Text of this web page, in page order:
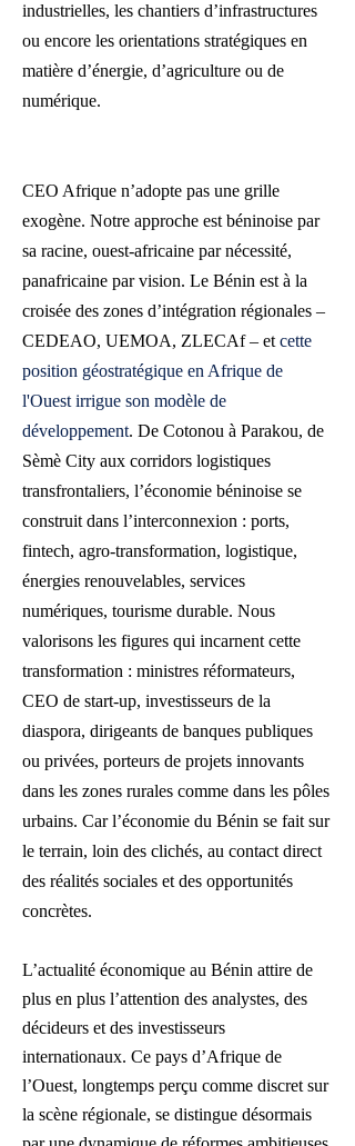
industrielles, les chantiers d’infrastructures
ou encore les orientations stratégiques en
matière d’énergie, d’agriculture ou de
numérique.
CEO Afrique n’adopte pas une grille
exogène. Notre approche est béninoise par
sa racine, ouest-africaine par nécessité,
panafricaine par vision. Le Bénin est à la
croisée des zones d’intégration régionales –
CEDEAO, UEMOA, ZLECAf – et cette
position géostratégique en Afrique de
l'Ouest irrigue son modèle de
développement. De Cotonou à Parakou, de
Sèmè City aux corridors logistiques
transfrontaliers, l’économie béninoise se
construit dans l’interconnexion : ports,
fintech, agro-transformation, logistique,
énergies renouvelables, services
numériques, tourisme durable. Nous
valorisons les figures qui incarnent cette
transformation : ministres réformateurs,
CEO de start-up, investisseurs de la
diaspora, dirigeants de banques publiques
ou privées, porteurs de projets innovants
dans les zones rurales comme dans les pôles
urbains. Car l’économie du Bénin se fait sur
le terrain, loin des clichés, au contact direct
des réalités sociales et des opportunités
concrètes.
L’actualité économique au Bénin attire de
plus en plus l’attention des analystes, des
décideurs et des investisseurs
internationaux. Ce pays d’Afrique de
l’Ouest, longtemps perçu comme discret sur
la scène régionale, se distingue désormais